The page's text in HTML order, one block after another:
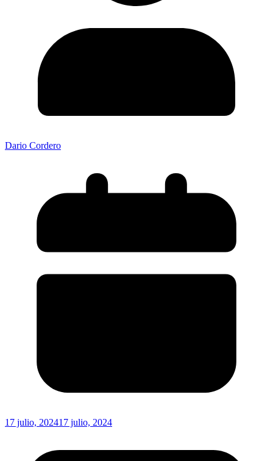
Dario Cordero
17 julio, 202417 julio, 2024